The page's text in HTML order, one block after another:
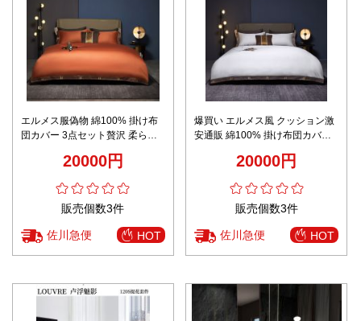
エルメス服偽物 綿100% 掛け布
団カバー 3点セット贅沢 柔らか
20000円
販売個数3件
佐川急便 HOT
爆買い エルメス風 クッション激
安通販 綿100% 掛け布団カバー
ル 大人気 ホワイト
20000円
販売個数3件
佐川急便 HOT